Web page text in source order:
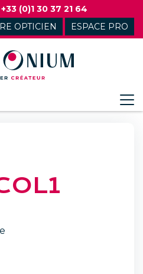
+33 (0)1 30 37 21 64
OPTICIEN
ESPACE PRO